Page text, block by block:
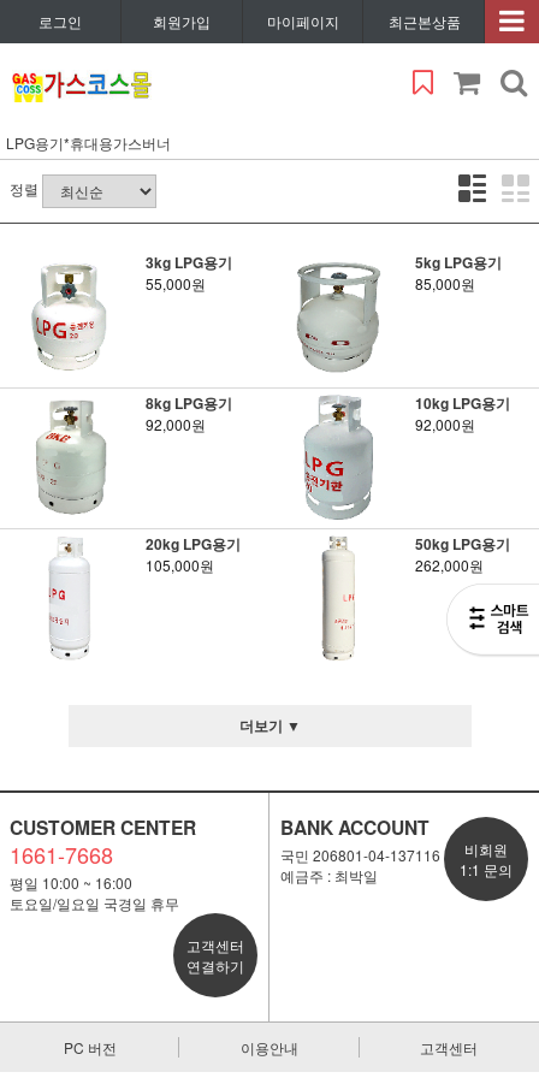
로그인 회원가입 마이페이지 최근본상품
LPG용기*휴대용가스버너
정렬
3kg LPG용기
55,000원
5kg LPG용기
85,000원
8kg LPG용기
92,000원
10kg LPG용기
92,000원
20kg LPG용기
105,000원
50kg LPG용기
262,000원
더보기 ▼
CUSTOMER CENTER
1661-7668
평일 10:00 ~ 16:00
토요일/일요일 국경일 휴무
고객센터
연결하기
BANK ACCOUNT
국민 206801-04-137116
예금주 : 최박일
비회원
1:1 문의
PC 버전 이용안내 고객센터